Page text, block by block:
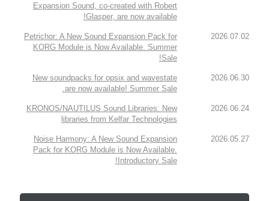
Expansion Sound, co-created with Robert
Glasper, are now available!
2026.07.02
Petrichor: A New Sound Expansion Pack for
KORG Module is Now Available. Summer
Sale!
2026.06.30
New soundpacks for opsix and wavestate
are now available! Summer Sale.
2026.06.24
KRONOS/NAUTILUS Sound Libraries: New
libraries from Kelfar Technologies
2026.05.27
Noise Harmony: A New Sound Expansion
Pack for KORG Module is Now Available.
Introductory Sale!